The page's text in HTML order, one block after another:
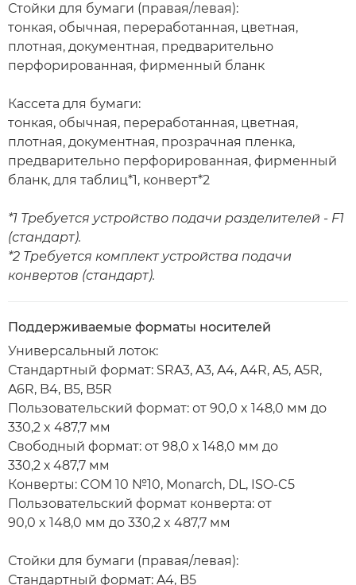
Стойки для бумаги (правая/левая):
тонкая, обычная, переработанная, цветная,
плотная, документная, предварительно
перфорированная, фирменный бланк
Кассета для бумаги:
тонкая, обычная, переработанная, цветная,
плотная, документная, прозрачная пленка,
предварительно перфорированная, фирменный
бланк, для таблиц*1, конверт*2
*1 Требуется устройство подачи разделителей - F1
(стандарт).
*2 Требуется комплект устройства подачи
конвертов (стандарт).
Поддерживаемые форматы носителей
Универсальный лоток:
Стандартный формат: SRA3, A3, A4, A4R, A5, A5R,
A6R, B4, B5, B5R
Пользовательский формат: от 90,0 x 148,0 мм до
330,2 x 487,7 мм
Свободный формат: от 98,0 x 148,0 мм до
330,2 х 487,7 мм
Конверты: COM 10 №10, Monarch, DL, ISO-C5
Пользовательский формат конверта: от
90,0 x 148,0 мм до 330,2 x 487,7 мм
Стойки для бумаги (правая/левая):
Стандартный формат: A4, B5